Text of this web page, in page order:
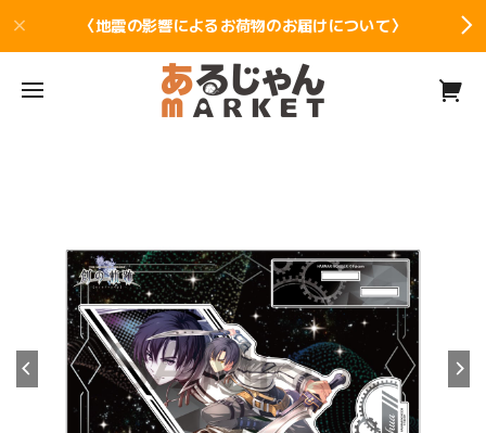
〈地震の影響によるお荷物のお届けについて〉